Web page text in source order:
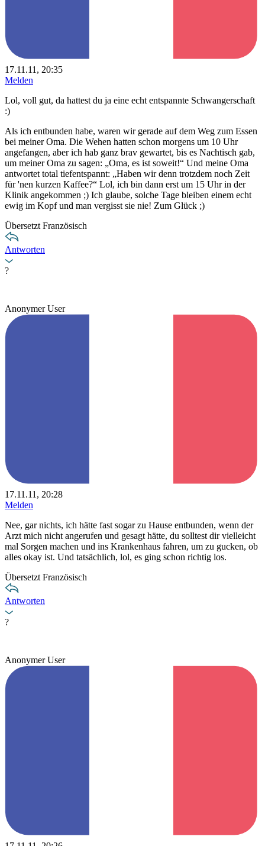
17.11.11, 20:35
Melden
Lol, voll gut, da hattest du ja eine echt entspannte Schwangerschaft
:)
Als ich entbunden habe, waren wir gerade auf dem Weg zum Essen
bei meiner Oma. Die Wehen hatten schon morgens um 10 Uhr
angefangen, aber ich hab ganz brav gewartet, bis es Nachtisch gab,
um meiner Oma zu sagen: „Oma, es ist soweit!“ Und meine Oma
antwortet total tiefentspannt: „Haben wir denn trotzdem noch Zeit
für 'nen kurzen Kaffee?“ Lol, ich bin dann erst um 15 Uhr in der
Klinik angekommen ;) Ich glaube, solche Tage bleiben einem echt
ewig im Kopf und man vergisst sie nie! Zum Glück ;)
Übersetzt Französisch
Antworten
?
Anonymer User
17.11.11, 20:28
Melden
Nee, gar nichts, ich hätte fast sogar zu Hause entbunden, wenn der
Arzt mich nicht angerufen und gesagt hätte, du solltest dir vielleicht
mal Sorgen machen und ins Krankenhaus fahren, um zu gucken, ob
alles okay ist. Und tatsächlich, lol, es ging schon richtig los.
Übersetzt Französisch
Antworten
?
Anonymer User